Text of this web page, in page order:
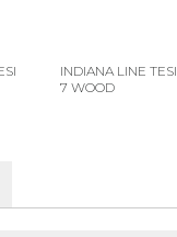
INDIANA LINE TESI
7 WOOD